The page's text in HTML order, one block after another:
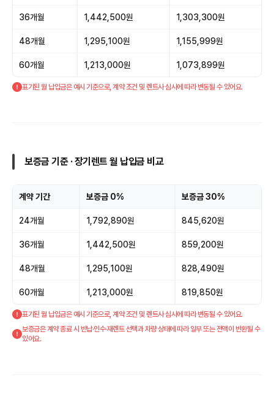
36개월 1,442,500원 1,303,300원
48개월 1,295,100원 1,155,999원
60개월 1,213,000원 1,073,899원
표기된 월 납입금은 예시 기준으로, 계약 조건 및 렌트사 심사에 따라 변동될 수 있어요.
보증금 기준 · 장기렌트 월 납입금 비교
계약 기간 보증금 0% 보증금 30%
24개월 1,792,890원 845,620원
36개월 1,442,500원 859,200원
48개월 1,295,100원 828,490원
60개월 1,213,000원 819,850원
표기된 월 납입금은 예시 기준으로, 계약 조건 및 렌트사 심사에 따라 변동될 수 있어요.
보증금은 계약 종료 시 반납·인수·재렌트 선택과 차량 상태에 따라 일부 또는 전액이 반환될 수
있어요.